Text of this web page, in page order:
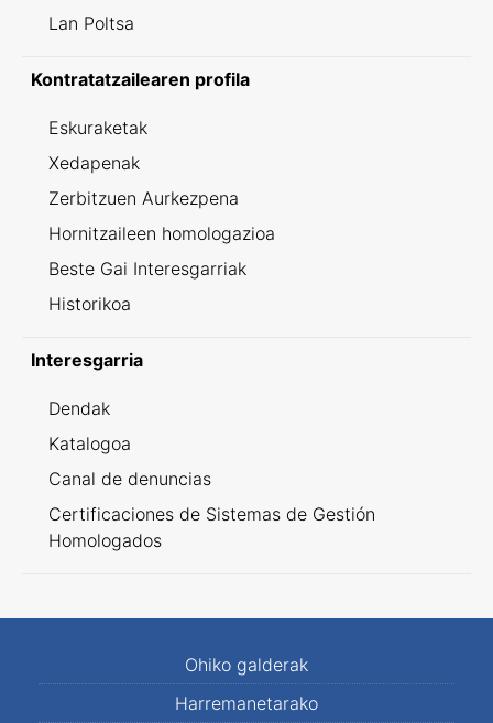
Lan Poltsa
Kontratatzailearen profila
Eskuraketak
Xedapenak
Zerbitzuen Aurkezpena
Hornitzaileen homologazioa
Beste Gai Interesgarriak
Historikoa
Interesgarria
Dendak
Katalogoa
Canal de denuncias
Certificaciones de Sistemas de Gestión
Homologados
Ohiko galderak
Harremanetarako